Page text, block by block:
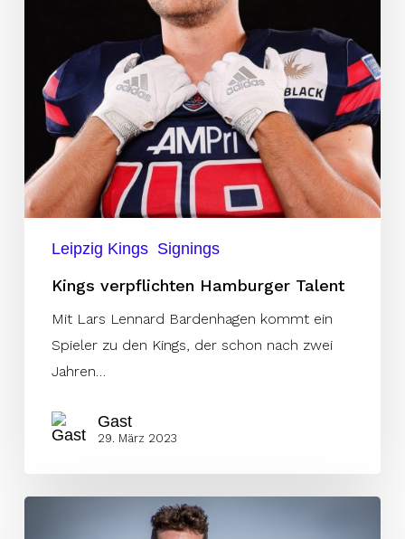
Leipzig Kings Signings
Kings verpflichten Hamburger Talent
Mit Lars Lennard Bardenhagen kommt ein
Spieler zu den Kings, der schon nach zwei
Jahren…
Gast
29. März 2023